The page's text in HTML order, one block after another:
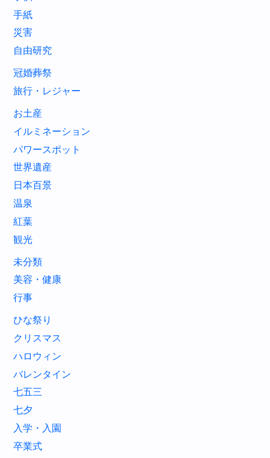
手紙
災害
自由研究
冠婚葬祭
旅行・レジャー
お土産
イルミネーション
パワースポット
世界遺産
日本百景
温泉
紅葉
観光
未分類
美容・健康
行事
ひな祭り
クリスマス
ハロウィン
バレンタイン
七五三
七夕
入学・入園
卒業式